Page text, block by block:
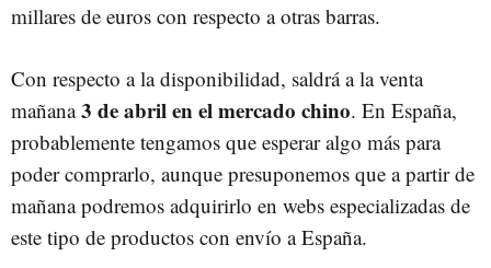
millares de euros con respecto a otras barras.
Con respecto a la disponibilidad, saldrá a la venta
mañana3 de abril en el mercado chino. En España,
probablemente tengamos que esperar algo más para
poder comprarlo, aunque presuponemos que a partir de
mañana podremos adquirirlo en webs especializadas de
este tipo de productos con envío a España.